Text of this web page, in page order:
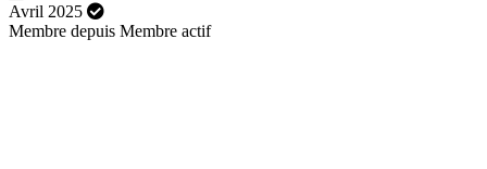
Avril 2025
Membre depuis Membre actif